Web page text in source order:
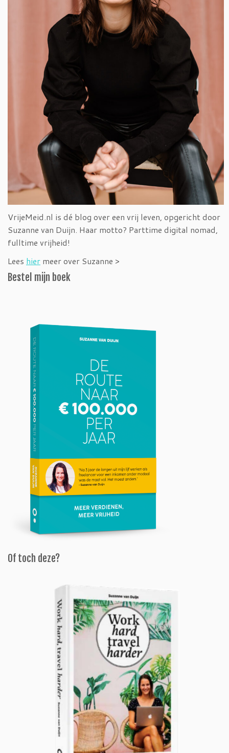
VrijeMeid.nl is dé blog over een vrij leven, opgericht door
Suzanne van Duijn. Haar motto? Parttime digital nomad,
fulltime vrijheid!
Lees hier meer over Suzanne >
Bestel mijn boek
Of toch deze?